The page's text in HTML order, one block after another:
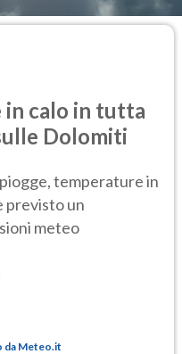
calo in tutta
Dolomiti
temperature in
previsto un
meteo
da Meteo.it